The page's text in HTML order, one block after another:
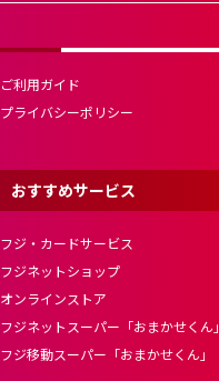
ご利用ガイド
プライバシーポリシー
おすすめサービス
フジ・カードサービス
フジネットショップ
オンラインストア
フジネットスーパー「おまかせくん」
フジ移動スーパー「おまかせくん」